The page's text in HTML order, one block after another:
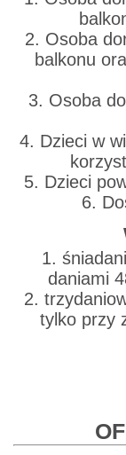
2. Osoba
balkonu
3. Osoba
4. Dzieci w
5. Dzieci
6.
1.
daniami
2.
tylko przy